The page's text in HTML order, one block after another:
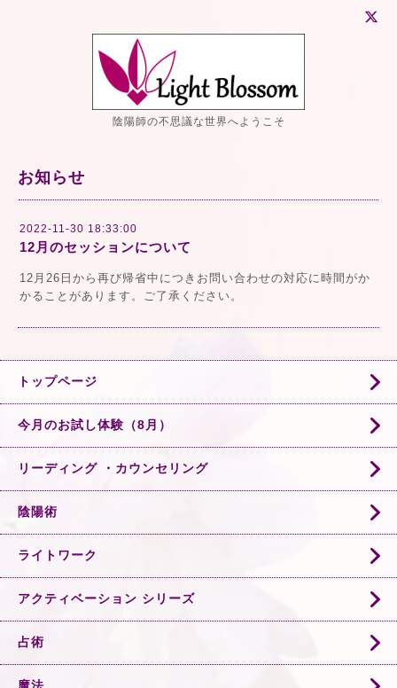
陰陽師の不思議な世界へようこそ
お知らせ
2022-11-30 18:33:00
12月のセッションについて
12月26日から再び帰省中につきお問い合わせの対応に時間がか
かることがあります。ご了承ください。
トップページ
今月のお試し体験（8月）
リーディング ・カウンセリング
陰陽術
ライトワーク
アクティベーション シリーズ
占術